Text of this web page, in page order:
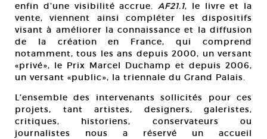
enfin d’une visibilité accrue. AF21.1, le livre et la
vente, viennent ainsi compléter les dispositifs
visant à améliorer la connaissance et la diffusion
de la création en France, qui comprend
notamment, tous les ans depuis 2000, un versant
«privé», le Prix Marcel Duchamp et depuis 2006,
un versant «public», la triennale du Grand Palais.
L’ensemble des intervenants sollicités pour ces
projets, tant artistes, designers, galeristes,
critiques, historiens, conservateurs ou
journalistes nous a réservé un accueil